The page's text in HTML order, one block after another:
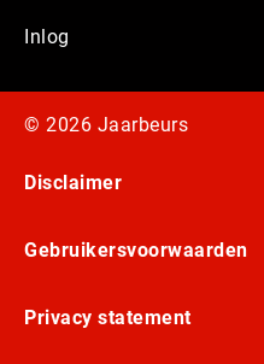
Inlog
© 2026 Jaarbeurs
Disclaimer
Gebruikersvoorwaarden
Privacy statement